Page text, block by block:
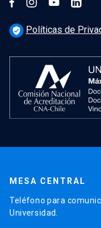
verified_user Políticas de
MESA CENTRAL
Teléfono para
Universidad.